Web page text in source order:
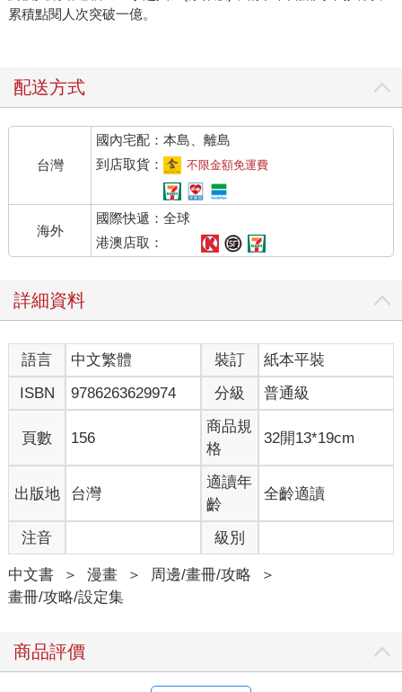
累積點閱人次突破一億。
配送方式
台灣
國內宅配：本島、離島
到店取貨：
不限金額免運費
海外
國際快遞：全球
港澳店取：
詳細資料
語言 中文繁體 裝訂
紙本平裝
ISBN
9786263629974 分級 普通級
頁數 156
商品規
格
32開13*19cm
出版地 台灣
適讀年
齡
全齡適讀
注音 級別
中文書 ＞ 漫畫 ＞ 周邊/畫冊/攻略
＞
畫冊/攻略/設定集
商品評價